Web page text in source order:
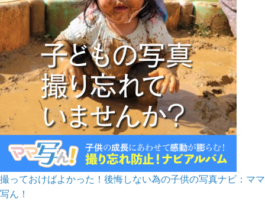
撮っておけばよかった！後悔しない為の子供の写真ナビ：ママ
写ん！